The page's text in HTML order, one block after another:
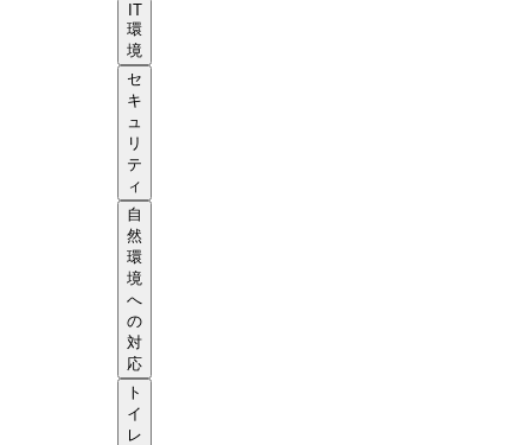
IT
環
境
セ
キ
ュ
リ
テ
ィ
自
然
環
境
へ
の
対
応
ト
イ
レ